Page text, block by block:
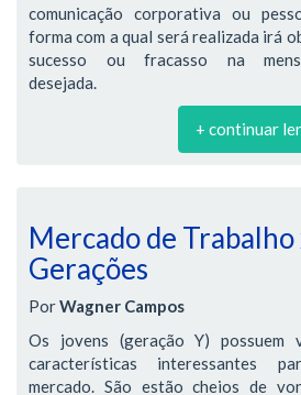
comunicação corporativa ou
forma com a qual será realizada irá
sucesso ou fracasso na
desejada.
+ continuar
Mercado de Trabalho
Gerações
PorWagner Campos
Os jovens (geração Y) possuem
características interessantes
mercado. São estão cheios de